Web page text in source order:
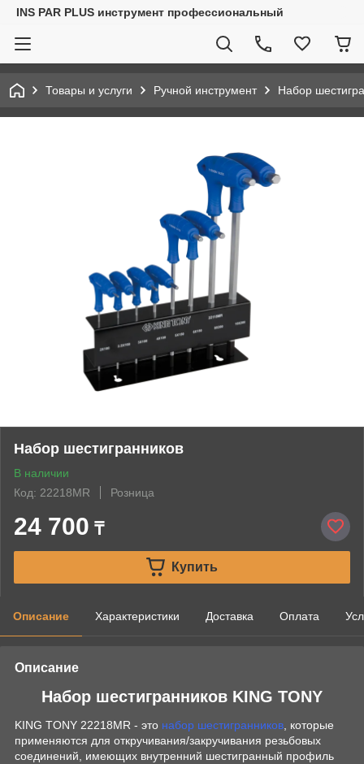
INS PAR PLUS инструмент профессиональный
Товары и услуги Ручной инструмент Набор
Набор шестигранников
В наличии
Код: 22218MR
Розница
24 700 ₸
Купить
Описание Характеристики Доставка Оплата
Описание
Набор шестигранников KING TONY
KING TONY 22218MR - это набор шестигранников, которые
применяются для откручивания/закручивания резьбовых
соединений, имеющих внутренний шестигранный профиль